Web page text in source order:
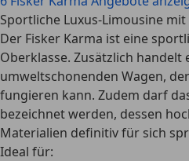
Sportliche Luxus-Limousine
Der Fisker Karma ist eine
Oberklasse. Zusätzlich handelt
umweltschonenden Wagen,
fungieren kann. Zudem darf
bezeichnet werden, dessen
Materialien definitiv für sich
Ideal für: